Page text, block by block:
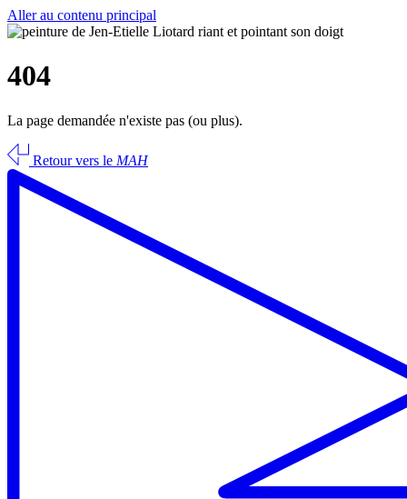
Aller au contenu principal
404
La page demandée n'existe pas (ou plus).
Retour vers le MAH